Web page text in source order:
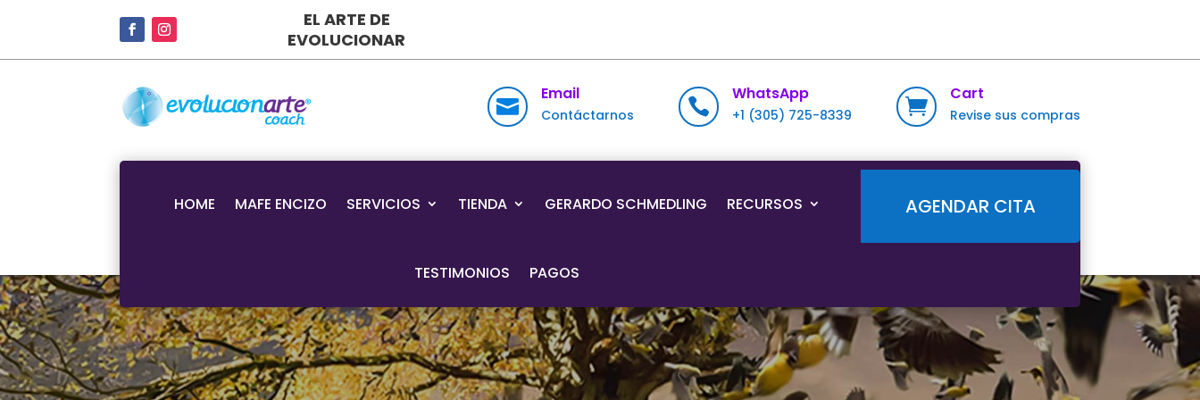
EL ARTE DE
EVOLUCIONAR

Email
Contáctarnos 
WhatsApp
+1 (305) 725-8339 
Cart
Revise sus compras
HOME MAFE ENCIZO SERVICIOS TIENDA GERARDO SCHMEDLING RECURSOS
TESTIMONIOS PAGOS
AGENDAR CITA